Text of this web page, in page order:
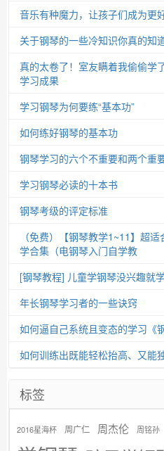
音乐有种魔力，让孩子们成为更
关于钢琴的一些冷知识你真的知
真的太卷了！室友瞒着我偷偷学
学习成果
学习钢琴为何要练“基本功”
如何练好钢琴的基本功
钢琴学习的六个不重要和两个重
学习钢琴必读的十本书
钢琴考级的评定标准
（免费）【钢琴教学1~11】超
学合集（电钢琴入门自学教
[钢琴教程] 儿童学钢琴没兴趣就
年长钢琴学习者的一些诀窍
如何逼自己系统且变态的学习《
如何训练出既能轻松抬高、又能
标签
2016星海杯 周广仁 周杰伦 周铭孙